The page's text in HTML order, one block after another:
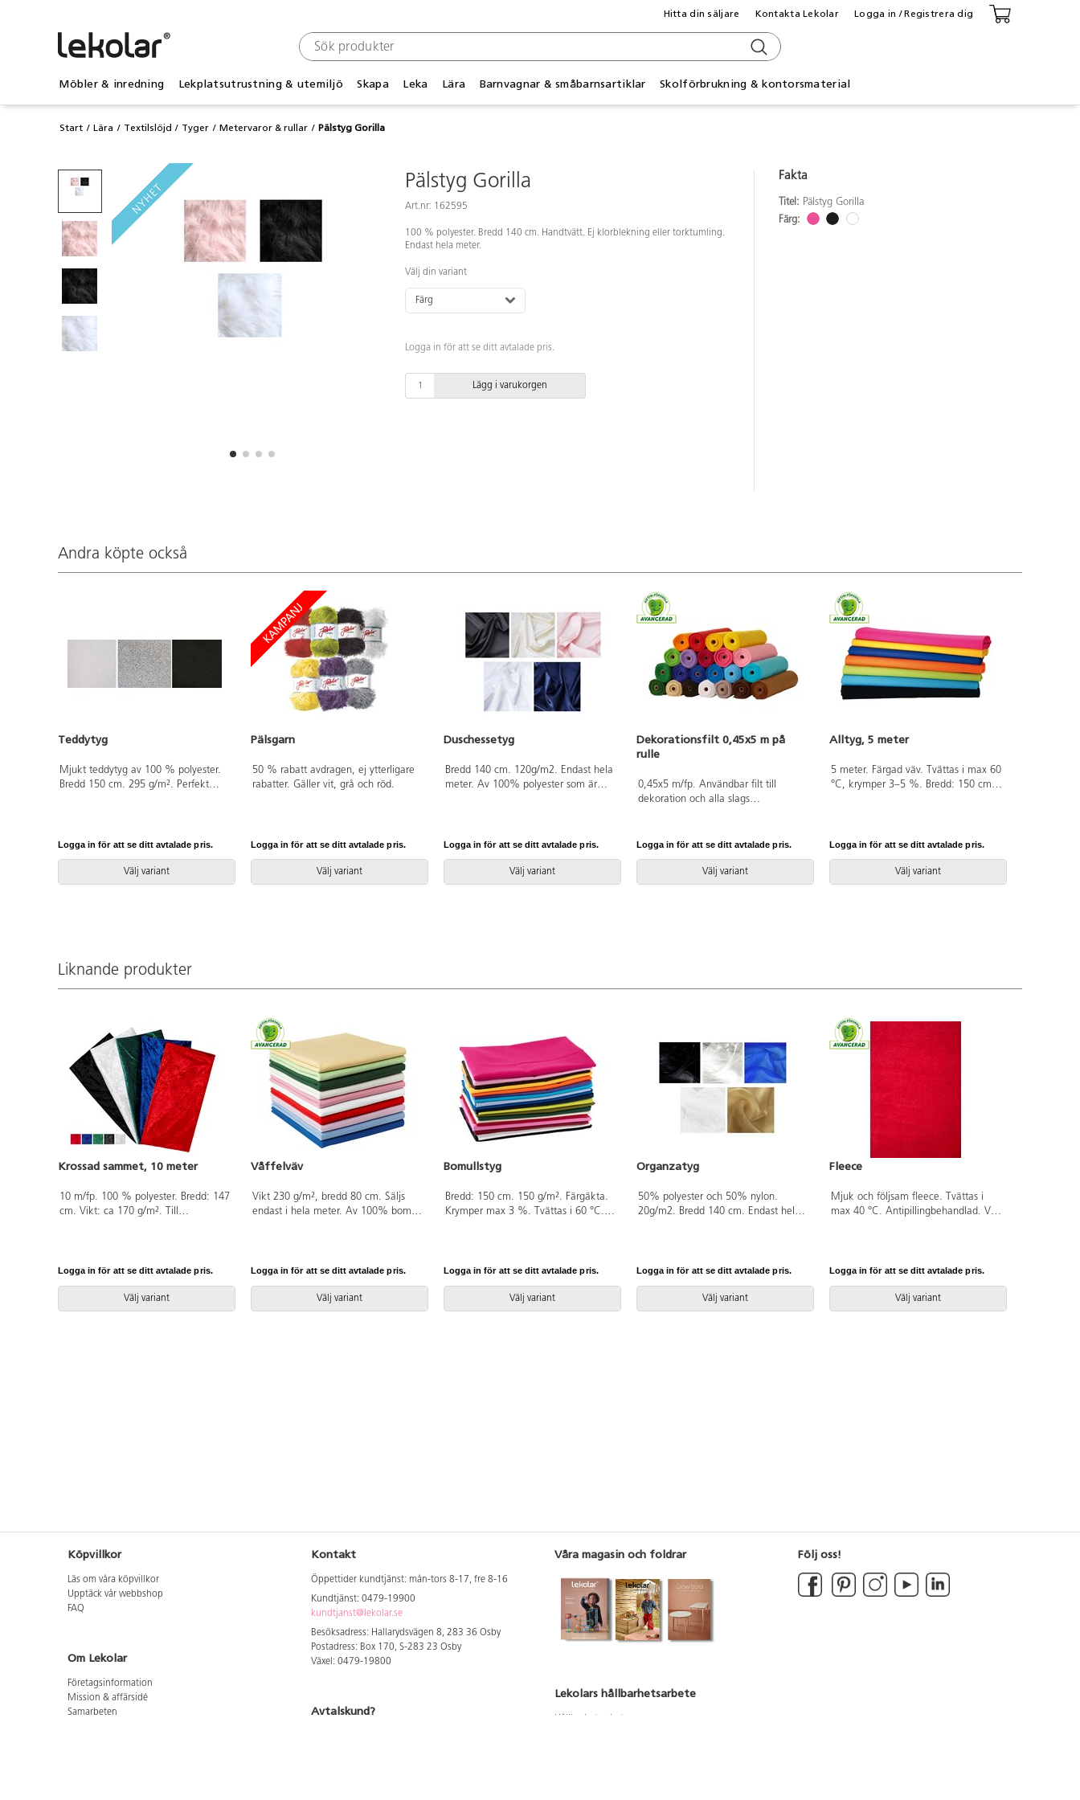
Möbler & inredning Lekplatsutrustning & utemiljö Skapa Leka Lära Barnvagnar & småbarnsartiklar Skolförbrukning & kontorsmaterial
Hitta din säljare Kontakta Lekolar Logga in / Registrera dig
Start Lära Textilslöjd Tyger Metervaror & rullar Pälstyg Gorilla
Pälstyg Gorilla
Art.nr: 162595
100 % polyester. Bredd 140 cm. Handtvätt. Ej klorblekning eller torktumling.
Endast hela meter.
Välj din variant
Färg
Logga in för att se ditt avtalade pris.
Lägg i varukorgen
Fakta
Titel: Pälstyg Gorilla
Färg:
Andra köpte också
Teddytyg
Mjukt teddytyg av 100 % polyester.
Bredd 150 cm. 295 g/m². Perfekt
Logga in för att se ditt avtalade pris.
Välj variant
Pälsgarn
50 % rabatt avdragen, ej ytterligare
rabatter. Gäller vit, grå och röd.
Logga in för att se ditt avtalade pris.
Välj variant
Duschessetyg
Bredd 140 cm. 120g/m2. Endast hela
meter. Av 100% polyester som är
Logga in för att se ditt avtalade pris.
Välj variant
Dekorationsfilt 0,45x5 m på
rulle
0,45x5 m/fp. Användbar filt till
dekoration och alla slags
170 g. Av 100 % polyester. Levereras
på rulle. PVC-fri.
Logga in för att se ditt avtalade pris.
Välj variant
Alltyg, 5 meter
5 meter. Färgad väv. Tvättas i max 60
°C, krymper 3–5 %. Bredd: 150 cm,
är OEKO-TEX®-certifierad, klass I
(Standard 100). PVC-fri.
Logga in för att se ditt avtalade pris.
Välj variant
Liknande produkter
Krossad sammet, 10 meter
10 m/fp. 100 % polyester. Bredd: 147
cm. Vikt: ca 170 g/m². Till
Logga in för att se ditt avtalade pris.
Välj variant
Våffelväv
Vikt 230 g/m², bredd 80 cm. Säljs
endast i hela meter. Av 100% bomull
Logga in för att se ditt avtalade pris.
Välj variant
Bomullstyg
Bredd: 150 cm. 150 g/m². Färgäkta.
Krymper max 3 %. Tvättas i 60 °C.
Logga in för att se ditt avtalade pris.
Välj variant
Organzatyg
50% polyester och 50% nylon.
20g/m2. Bredd 140 cm. Endast hela
Logga in för att se ditt avtalade pris.
Välj variant
Fleece
Mjuk och följsam fleece. Tvättas i
max 40 °C. Antipillingbehandlad. Vikt
(Standard 100). PVC-fri.
Logga in för att se ditt avtalade pris.
Välj variant
Köpvillkor
Läs om våra köpvillkor
Upptäck vår webbshop
FAQ
Om Lekolar
Företagsinformation
Mission & affärsidé
Samarbeten
Kontakt
Öppettider kundtjänst: mån-tors 8-17, fre 8-16
Kundtjänst: 0479-19900
kundtjanst@lekolar.se
Besöksadress: Hallarydsvägen 8, 283 36 Osby
Postadress: Box 170, S-283 23 Osby
Växel: 0479-19800
Avtalskund?
Våra magasin och foldrar
Lekolars hållbarhetsarbete
Följ oss!